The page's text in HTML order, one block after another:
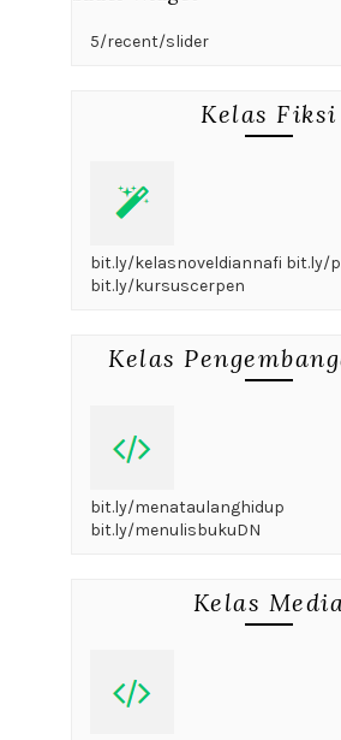
5/recent/slider
Kelas Fiksi
bit.ly/kelasnoveldiannafi bit.ly/
bit.ly/kursuscerpen
Kelas
bit.ly/menataulanghidup
bit.ly/menulisbukuDN
Kelas